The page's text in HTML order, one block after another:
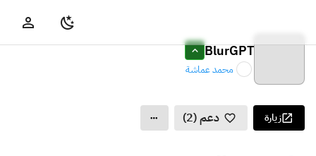
BlurGPT
محمد عماشة
زيارة دعم (2)